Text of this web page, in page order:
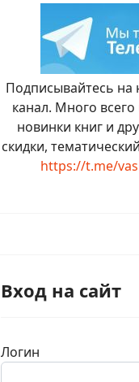
Подписывайтесь на
канал. Много
новинки книг и
скидки,
https://t.me/
Вход на сайт
Логин